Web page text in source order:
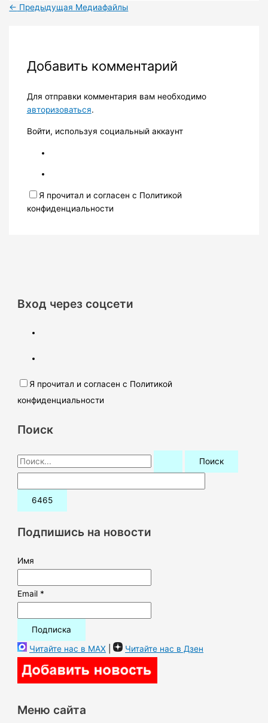
← Предыдущая Медиафайлы
Добавить комментарий
Для отправки комментария вам необходимо
авторизоваться.
Войти, используя социальный аккаунт
Я прочитал и согласен с Политикой
конфиденциальности
Вход через соцсети
Я прочитал и согласен с Политикой
конфиденциальности
Поиск
П
о
и
:Подпишись на новости
Имя
Email *
Читайте нас в MAX | Читайте нас в Дзен
Меню сайта